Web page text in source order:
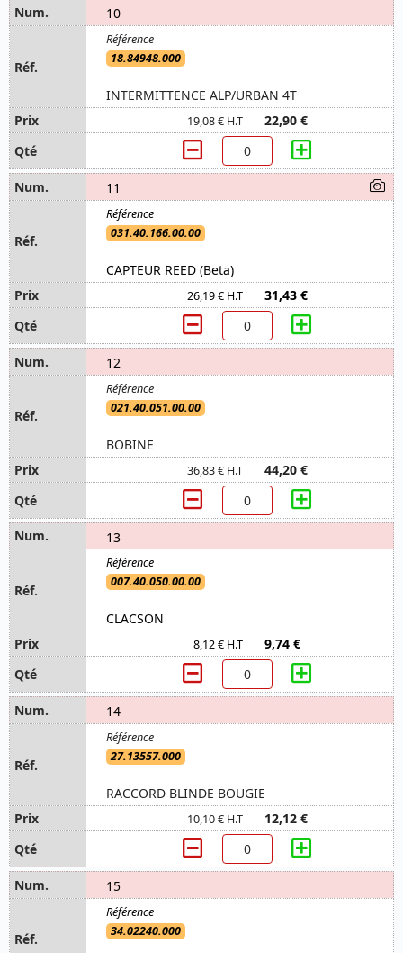
10
18.84948.000
INTERMITTENCE ALP/URBAN 4T
19,08 € H.T 22,90 €
11
031.40.166.00.00
CAPTEUR REED (Beta)
26,19 € H.T 31,43 €
12
021.40.051.00.00
BOBINE
36,83 € H.T 44,20 €
13
007.40.050.00.00
CLACSON
8,12 € H.T 9,74 €
14
27.13557.000
RACCORD BLINDE BOUGIE
10,10 € H.T 12,12 €
15
34.02240.000